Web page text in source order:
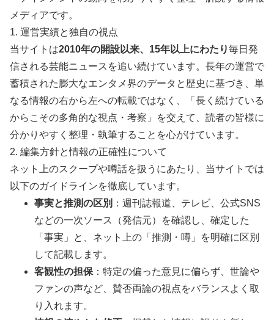
メディアです。
1. 運営実績と独自の視点
当サイトは2010年の開設以来、15年以上にわたり毎日発
信される芸能ニュースを追い続けています。長年の運営で
蓄積された膨大なエンタメ界のデータと歴史に基づき、単
なる情報の右から左への転載ではなく、「長く続けている
からこその多角的な視点・考察」を交えて、読者の皆様に
分かりやすく整理・執筆することを心がけています。
2. 編集方針と情報の正確性について
ネット上のスクープや噂話を扱うにあたり、当サイトでは
以下のガイドラインを徹底しています。
事実と推測の区別 ：週刊誌報道、テレビ、公式SNS
などの一次ソース（発信元）を確認し、確定した
「事実」と、ネット上の「推測・噂」を明確に区別
して記載します。
客観性の担保：特定の偏った意見に偏らず、世論や
ファンの声など、賛否両論の視点をバランスよく取
り入れます。